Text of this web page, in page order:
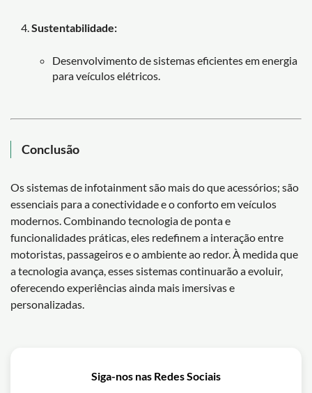
Sustentabilidade:
Desenvolvimento de sistemas eficientes em energia
para veículos elétricos.
Conclusão
Os sistemas de infotainment são mais do que acessórios; são
essenciais para a conectividade e o conforto em veículos
modernos. Combinando tecnologia de ponta e
funcionalidades práticas, eles redefinem a interação entre
motoristas, passageiros e o ambiente ao redor. À medida que
a tecnologia avança, esses sistemas continuarão a evoluir,
oferecendo experiências ainda mais imersivas e
personalizadas.
Siga-nos nas Redes Sociais